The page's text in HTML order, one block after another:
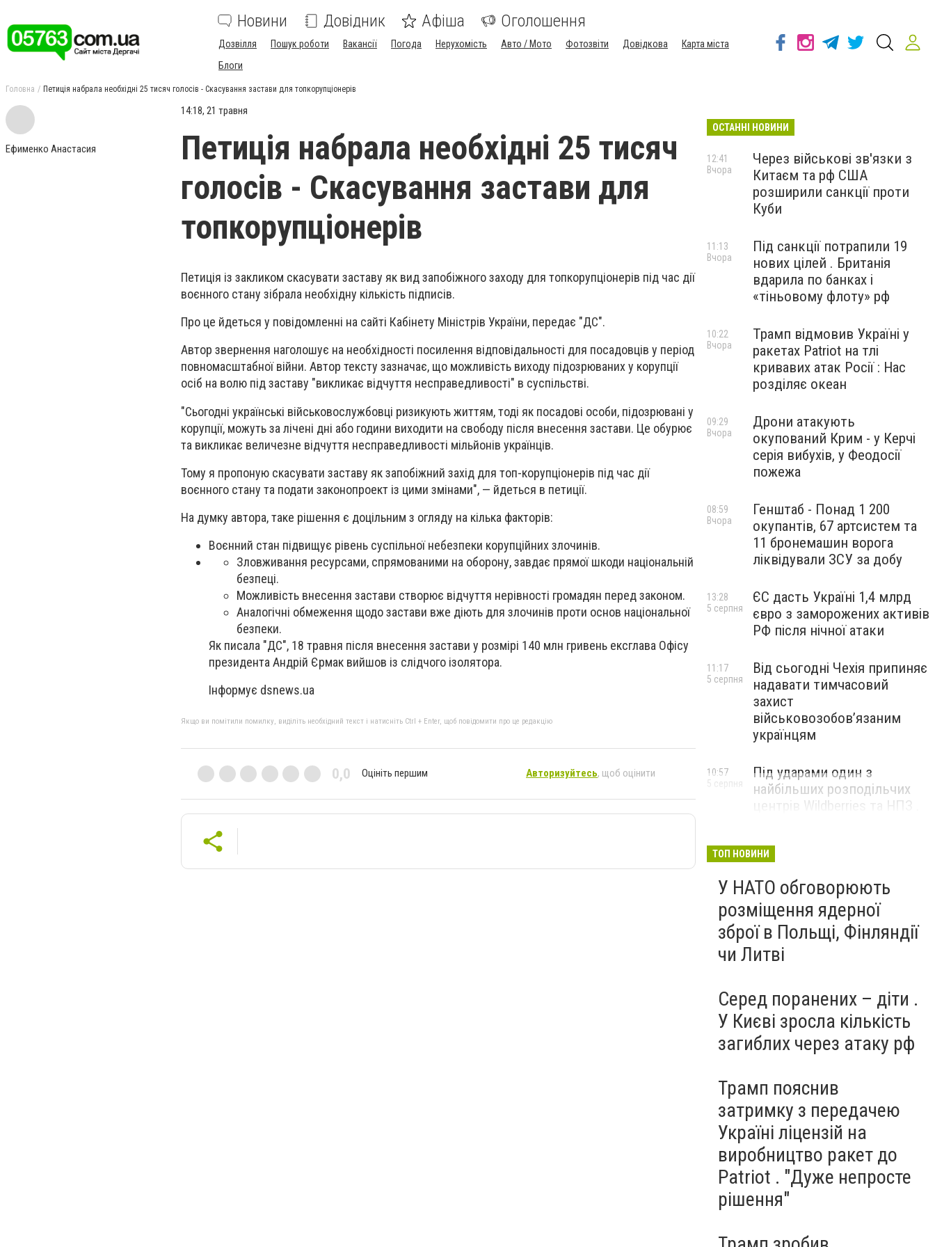
Новини Довідник Афіша Оголошення
Дозвілля Пошук роботи Вакансії Погода Нерухомість Авто / Мото Фотозвіти Довідкова
Карта міста
Блоги
Головна Петиція набрала необхідні 25 тисяч голосів - Скасування застави для топкорупціонерів
Ефименко Анастасия
14:18, 21 травня
Петиція набрала необхідні 25 тисяч
голосів - Скасування застави для
топкорупціонерів
Петиція із закликом скасувати заставу як вид запобіжного заходу для топкорупціонерів під час дії
воєнного стану зібрала необхідну кількість підписів.
Про це йдеться у повідомленні на сайті Кабінету Міністрів України, передає "ДС".
Автор звернення наголошує на необхідності посилення відповідальності для посадовців у період
повномасштабної війни. Автор тексту зазначає, що можливість виходу підозрюваних у корупції
осіб на волю під заставу "викликає відчуття несправедливості" в суспільстві.
"Сьогодні українські військовослужбовці ризикують життям, тоді як посадові особи, підозрювані у
корупції, можуть за лічені дні або години виходити на свободу після внесення застави. Це обурює
та викликає величезне відчуття несправедливості мільйонів українців.
Тому я пропоную скасувати заставу як запобіжний захід для топ-корупціонерів під час дії
воєнного стану та подати законопроект із цими змінами", — йдеться в петиції.
На думку автора, таке рішення є доцільним з огляду на кілька факторів:
Воєнний стан підвищує рівень суспільної небезпеки корупційних злочинів.
Зловживання ресурсами, спрямованими на оборону, завдає прямої шкоди національній
безпеці.
Можливість внесення застави створює відчуття нерівності громадян перед законом.
Аналогічні обмеження щодо застави вже діють для злочинів проти основ національної
безпеки.
Як писала "ДС", 18 травня після внесення застави у розмірі 140 млн гривень ексглава Офісу
президента Андрій Єрмак вийшов із слідчого ізолятора.
Інформує dsnews.ua
Якщо ви помітили помилку, виділіть необхідний текст і натисніть Ctrl + Enter, щоб повідомити про це редакцію
0,0 Оцініть першим Авторизуйтесь, щоб оцінити
ОСТАННІ НОВИНИ
Через військові зв'язки з
Китаєм та рф США
розширили санкції проти
Куби
12:41
Вчора
Під санкції потрапили 19
нових цілей . Британія
вдарила по банках і
«тіньовому флоту» рф
11:13
Вчора
Трамп відмовив Україні у
ракетах Patriot на тлі
кривавих атак Росії : Нас
розділяє океан
10:22
Вчора
Дрони атакують
окупований Крим - у Керчі
серія вибухів, у Феодосії
пожежа
09:29
Вчора
Генштаб - Понад 1 200
окупантів, 67 артсистем та
11 бронемашин ворога
ліквідували ЗСУ за добу
08:59
Вчора
ЄС дасть Україні 1,4 млрд
євро з заморожених активів
РФ після нічної атаки
13:28
5 серпня
Від сьогодні Чехія припиняє
надавати тимчасовий
захист
військовозобов’язаним
українцям
11:17
5 серпня
Під ударами один з
найбільших розподільчих
центрів Wildberries та НПЗ .
10:57
5 серпня
ТОП НОВИНИ
У НАТО обговорюють
розміщення ядерної
зброї в Польщі, Фінляндії
чи Литві
Серед поранених – діти .
У Києві зросла кількість
загиблих через атаку рф
Трамп пояснив
затримку з передачею
Україні ліцензій на
виробництво ракет до
Patriot . "Дуже непросте
рішення"